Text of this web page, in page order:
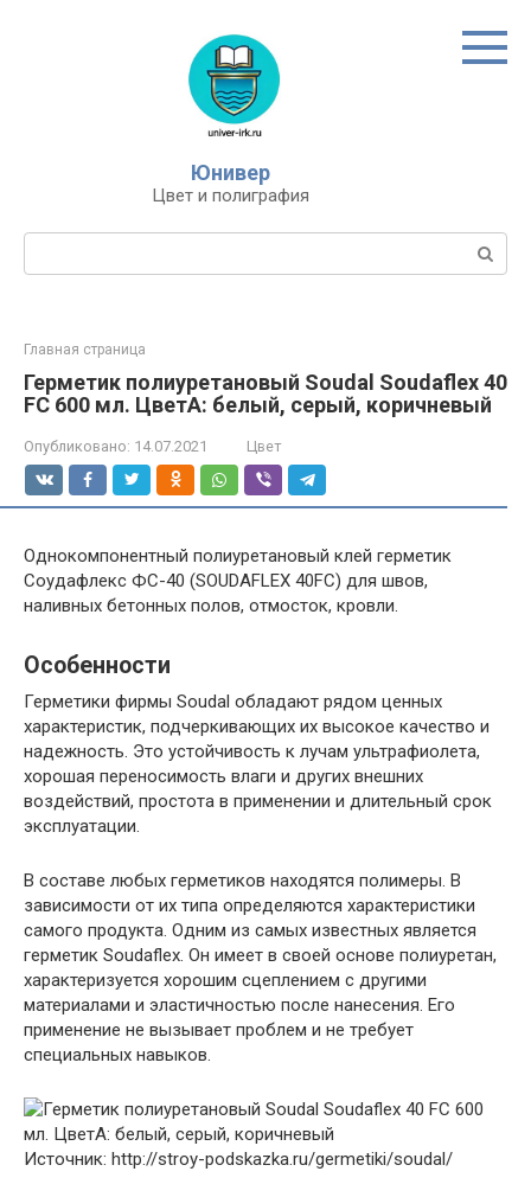
Юнивер
Цвет и полиграфия
Главная страница
Герметик полиуретановый Soudal Soudaflex 40
FC 600 мл. ЦветА: белый, серый, коричневый
Опубликовано: 14.07.2021 Цвет
Однокомпонентный полиуретановый клей герметик
Соудафлекс ФС-40 (SOUDAFLEX 40FC) для швов,
наливных бетонных полов, отмосток, кровли.
Особенности
Герметики фирмы Soudal обладают рядом ценных
характеристик, подчеркивающих их высокое качество и
надежность. Это устойчивость к лучам ультрафиолета,
хорошая переносимость влаги и других внешних
воздействий, простота в применении и длительный срок
эксплуатации.
В составе любых герметиков находятся полимеры. В
зависимости от их типа определяются характеристики
самого продукта. Одним из самых известных является
герметик Soudaflex. Он имеет в своей основе полиуретан,
характеризуется хорошим сцеплением с другими
материалами и эластичностью после нанесения. Его
применение не вызывает проблем и не требует
специальных навыков.
Источник: http://stroy-podskazka.ru/germetiki/soudal/